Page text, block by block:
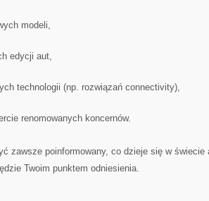
modeli,
edycji aut,
technologii (np. rozwiązań connectivity),
renomowanych koncernów.
zawsze poinformowany, co dzieje się w
Twoim punktem odniesienia.